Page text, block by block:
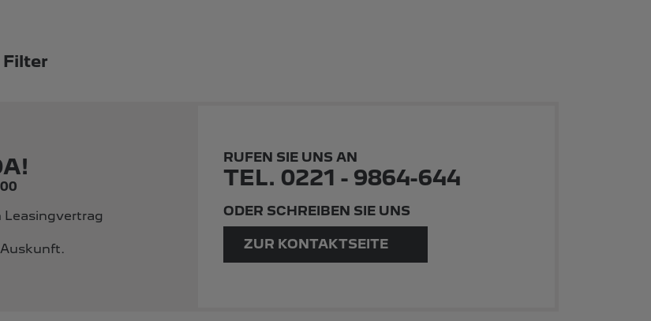
Leasingvertrag
RUFEN SIE UNS AN
TEL. 0221 - 9864-644
ODER SCHREIBEN SIE UNS
ZUR KONTAKTSEITE